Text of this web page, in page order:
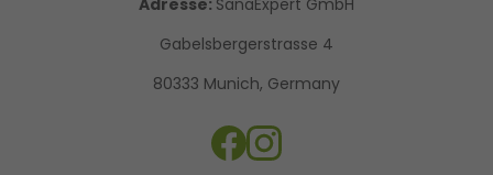
Adresse: SanaExpert GmbH
Gabelsbergerstrasse 4
80333 Munich, Germany